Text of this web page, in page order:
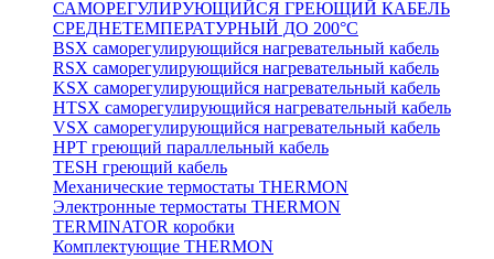
САМОРЕГУЛИРУЮЩИЙСЯ ГРЕЮЩИЙ КАБЕЛЬ
СРЕДНЕТЕМПЕРАТУРНЫЙ ДО 200°С
BSX саморегулирующийся нагревательный кабель
RSX саморегулирующийся нагревательный кабель
KSX саморегулирующийся нагревательный кабель
HTSX саморегулирующийся нагревательный кабель
VSX саморегулирующийся нагревательный кабель
НРТ греющий параллельный кабель
TESH греющий кабель
Механические термостаты THERMON
Электронные термостаты THERMON
TERMINATOR коробки
Комплектующие THERMON